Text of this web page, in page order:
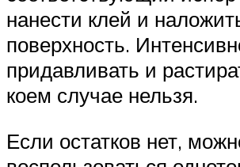
нанести клей и
поверхность.
придавливать и
коем случае нельзя.
Если остатков нет,